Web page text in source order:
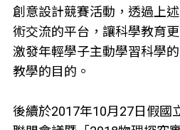
創意設計競賽活動，透過上
術交流的平台，讓科學教育
激發年輕學子主動學習科學
教學的目的。
後續於2017年10月27日假國